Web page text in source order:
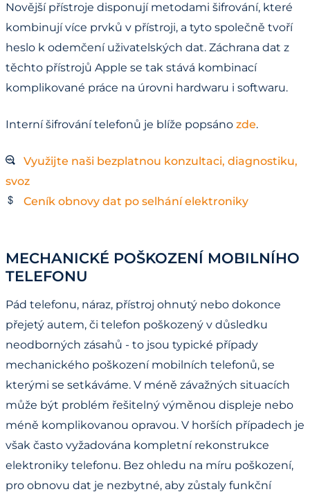
Novější přístroje disponují metodami šifrování, které
kombinují více prvků v přístroji, a tyto společně tvoří
heslo k odemčení uživatelských dat. Záchrana dat z
těchto přístrojů Apple se tak stává kombinací
komplikované práce na úrovni hardwaru i softwaru.
Interní šifrování telefonů je blíže popsáno zde.
Využijte naši bezplatnou konzultaci, diagnostiku,
svoz
Ceník obnovy dat po selhání elektroniky
MECHANICKÉ POŠKOZENÍ MOBILNÍHO
TELEFONU
Pád telefonu, náraz, přístroj ohnutý nebo dokonce
přejetý autem, či telefon poškozený v důsledku
neodborných zásahů - to jsou typické případy
mechanického poškození mobilních telefonů, se
kterými se setkáváme. V méně závažných situacích
může být problém řešitelný výměnou displeje nebo
méně komplikovanou opravou. V horších případech je
však často vyžadována kompletní rekonstrukce
elektroniky telefonu. Bez ohledu na míru poškození,
pro obnovu dat je nezbytné, aby zůstaly funkční